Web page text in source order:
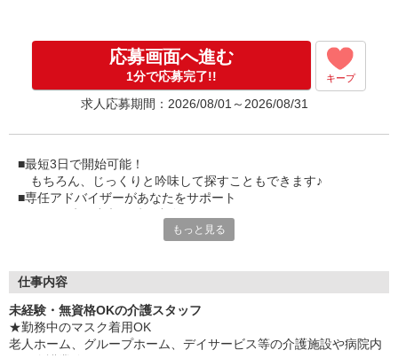
応募画面へ進む
1分で応募完了!! キープ
求人応募期間：2026/08/01～2026/08/31
■最短3日で開始可能！
もちろん、じっくりと吟味して探すこともできます♪
■専任アドバイザーがあなたをサポート
■手厚い福利厚生にもご注目を
スタッフさんの満足度バツグン！
介◎
「以前派遣で働いた時は、ちょっと自分に合わなかったんだよ
ね・・・」
もっと見る
仕事内容
未経験・無資格OKの介護スタッフ
★勤務中のマスク着用OK
老人ホーム、グループホーム、デイサービス等の介護施設や病院内